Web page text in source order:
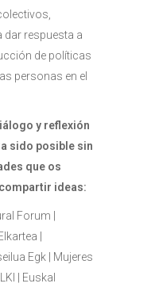
respuesta a
de políticas
personas en el
y reflexión
sido posible sin
que os
ideas:
Forum |
|
Egk | Mujeres
| Euskal